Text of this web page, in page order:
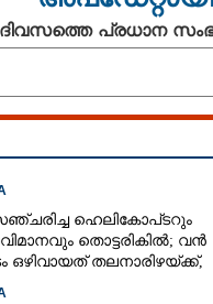
പ്രധാന
ഹെലികോപ്‌ടറും
തൊട്ടരികിൽ; വൻ
ഒഴിവായത് തലനാരിഴയ്‌ക്ക്,
എറണാകുളം,